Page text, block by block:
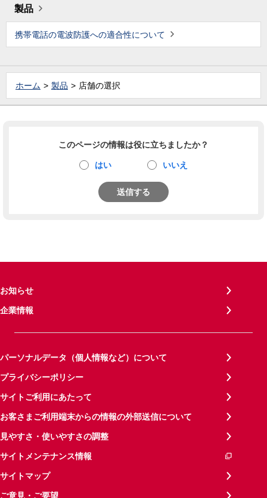
製品
携帯電話の電波防護への適合性について
ホーム 製品 店舗の選択
このページの情報は役に立ちましたか？
はい いいえ
送信する
お知らせ
企業情報
パーソナルデータ（個人情報など）について
プライバシーポリシー
サイトご利用にあたって
お客さまご利用端末からの情報の外部送信について
見やすさ・使いやすさの調整
サイトメンテナンス情報
サイトマップ
ご意見・ご要望